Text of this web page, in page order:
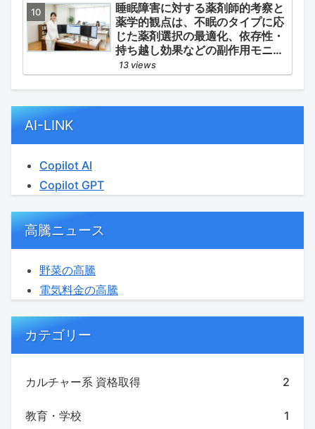
睡眠障害に対する薬剤師的考察と
薬学的観点は、不眠のタイプに応
じた薬剤選択の最適化、依存性・
持ち越し効果などの副作用モニタ
リング、そして生活習慣（睡眠衛
生）の改善支援にあります。
13 views
AI-LINK
Copilot AI
Copilot GPT
高騰ニュース
野菜の高騰
電気料金の高騰
カテゴリー
カルチャー系 資格取得 2
教育・学校 1